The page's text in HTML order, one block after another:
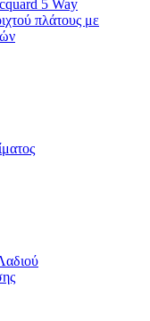
5 Way
πλάτους με